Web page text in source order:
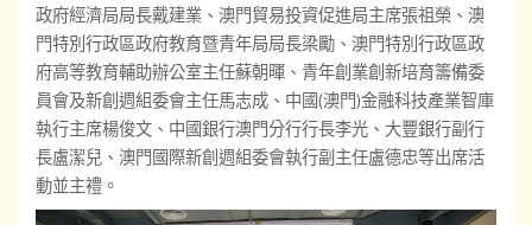
政府經濟局局長戴建業、澳門貿易投資促進局主席張祖榮、澳
門特別行政區政府教育暨青年局局長梁勵、澳門特別行政區政
府高等教育輔助辦公室主任蘇朝暉、青年創業創新培育籌備委
員會及新創週組委會主任馬志成、中國(澳門)金融科技產業智庫
執行主席楊俊文、中國銀行澳門分行行長李光、大豐銀行副行
長盧潔兒、澳門國際新創週組委會執行副主任盧德忠等出席活
動並主禮。